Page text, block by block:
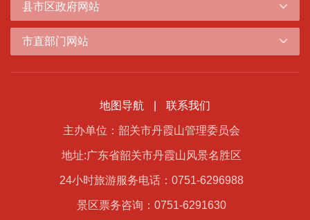
县市区政府网站
市直部门网站
地图导航 联系我们
主办单位：韶关市丹霞山管理委员会
地址:广东省韶关市丹霞山风景名胜区
24小时旅游服务电话：0751-6296988
景区票务咨询：0751-6291630